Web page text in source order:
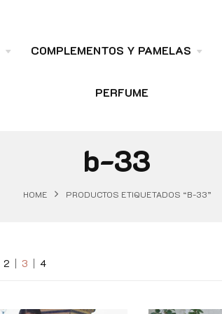
COMPLEMENTOS Y PAMELAS
PERFUME
b-33
HOME PRODUCTOS ETIQUETADOS “B-33”
2 3 4